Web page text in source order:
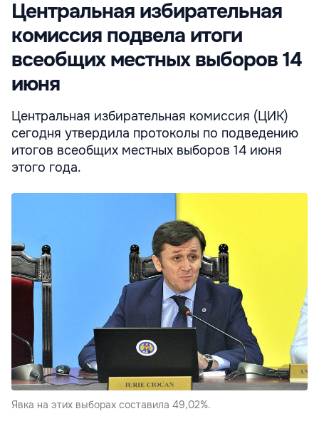
Центральная избирательная
комиссия подвела итоги
всеобщих местных выборов 14
июня
Центральная избирательная комиссия (ЦИК)
сегодня утвердила протоколы по подведению
итогов всеобщих местных выборов 14 июня
этого года.
Явка на этих выборах составила 49,02%.